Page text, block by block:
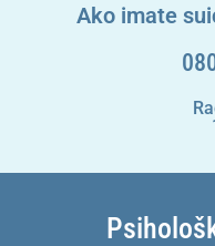
Ako imate